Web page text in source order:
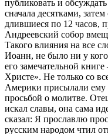
публиковать и
сначала десятками,
длившиеся по 12 часов,
Андреевский собор
Такого влияния на все
Иоанн, не было ни у
его замечательной
Христе». Не только со
Америки присылали ему
просьбой о молитве.
искал славы, она сама
сказал: Я прославлю
русским народом чтил